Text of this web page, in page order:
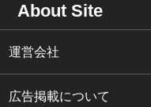
About Site
運営会社
広告掲載について